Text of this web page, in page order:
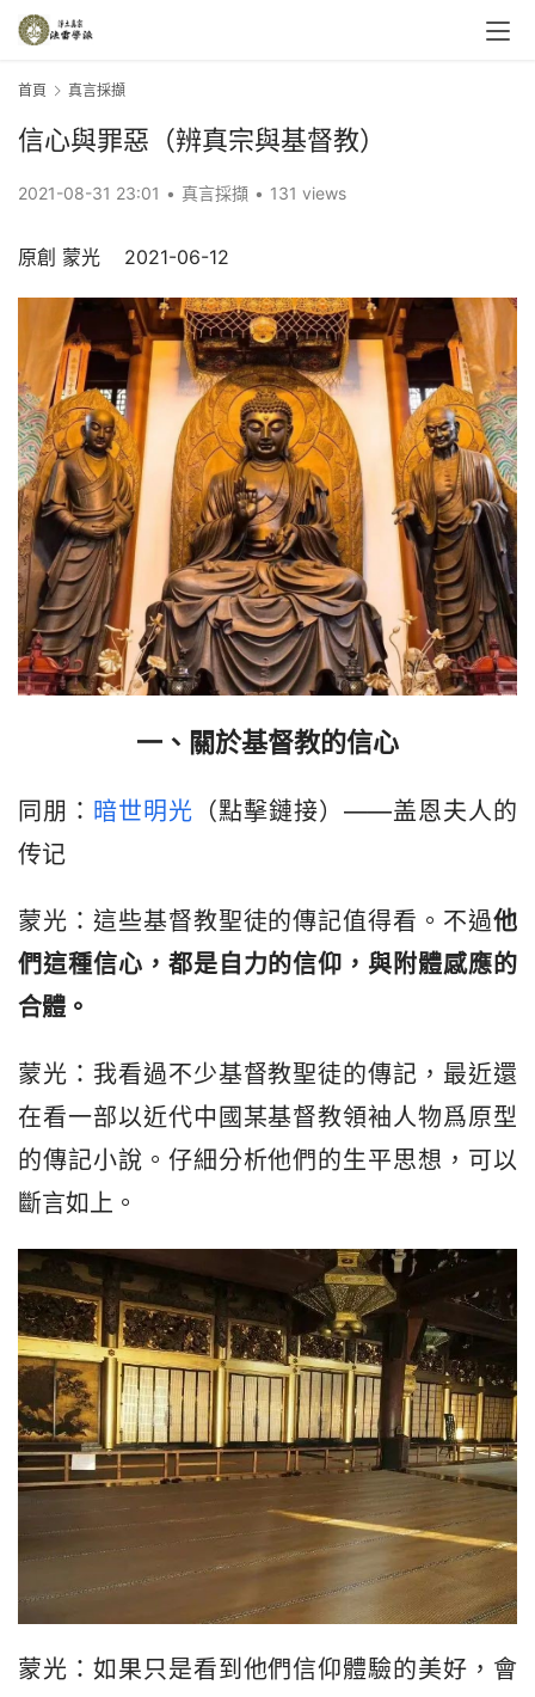
首頁 真言採擷
信心與罪惡（辨真宗與基督教）
2021-08-31 23:01 • 真言採擷 • 131 views
原創 蒙光    2021-06-12
一、關於基督教的信心
同朋： 暗世明光 （點擊鏈接）——盖恩夫人的
传记
蒙光：這些基督教聖徒的傳記值得看。不過他
們這種信心，都是自力的信仰，與附體感應的
合體。
蒙光：我看過不少基督教聖徒的傳記，最近還
在看一部以近代中國某基督教領袖人物爲原型
的傳記小說。仔細分析他們的生平思想，可以
斷言如上。
蒙光：如果只是看到他們信仰體驗的美好，會